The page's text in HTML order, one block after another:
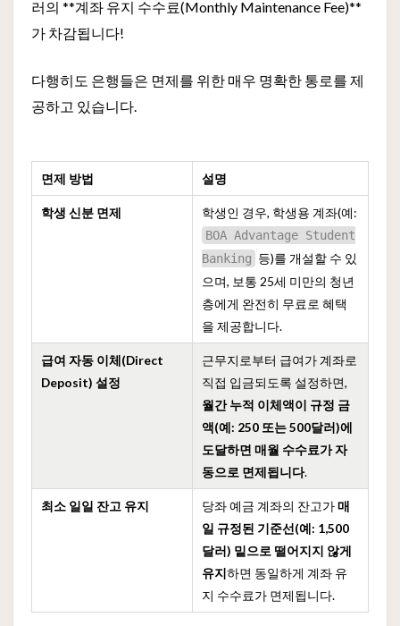
러의 **계좌 유지 수수료(Monthly Maintenance Fee)**
가 차감됩니다!
다행히도 은행들은 면제를 위한 매우 명확한 통로를 제
공하고 있습니다.
면제 방법 설명
학생 신분 면제 학생인 경우, 학생용 계좌(예:
BOA Advantage Student
Banking 등)를 개설할 수 있
으며, 보통 25세 미만의 청년
층에게 완전히 무료로 혜택
을 제공합니다.
급여 자동 이체(Direct
Deposit) 설정
근무지로부터 급여가 계좌로
직접 입금되도록 설정하면,
월간 누적 이체액이 규정 금
액(예: 250 또는 500달러)에
도달하면 매월 수수료가 자
동으로 면제됩니다.
최소 일일 잔고 유지 당좌 예금 계좌의 잔고가매
일 규정된 기준선(예: 1,500
달러) 밑으로 떨어지지 않게
유지하면 동일하게 계좌 유
지 수수료가 면제됩니다.